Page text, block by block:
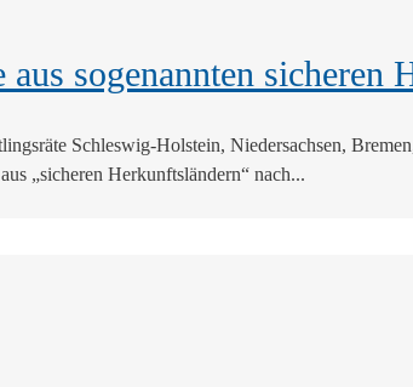
sogenannten sicheren
Schleswig-Holstein, Niedersachsen,
„sicheren Herkunftsländern“ nach...